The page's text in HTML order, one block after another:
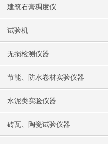
建筑石膏稠度仪
试验机
无损检测仪器
节能、防水卷材实验仪器
水泥类实验仪器
砖瓦、陶瓷试验仪器